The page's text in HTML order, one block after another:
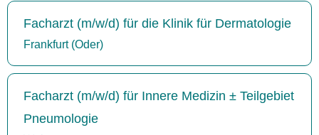
Facharzt (m/w/d) für die Klinik für Dermatologie
Frankfurt (Oder)
Facharzt (m/w/d) für Innere Medizin ± Teilgebiet
Pneumologie